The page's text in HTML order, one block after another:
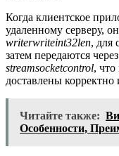
Когда клиентское
удаленному серверу,
writerwriteint32len, для
затем передаются
streamsocketcontrol, что
доставлены
Читайте также:
Особенности,